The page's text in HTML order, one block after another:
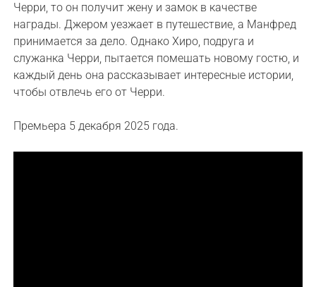
Черри, то он получит жену и замок в качестве
награды. Джером уезжает в путешествие, а Манфред
принимается за дело. Однако Хиро, подруга и
служанка Черри, пытается помешать новому гостю, и
каждый день она рассказывает интересные истории,
чтобы отвлечь его от Черри.
Премьера 5 декабря 2025 года.